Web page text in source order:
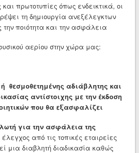
πρωτοτυπίες όπως ενδεικτικά, οι
τη δημιουργία ανεξέλεγκτων
ποιότητα και την ασφάλεια
αερίου στην χώρα μας:
θεσμοθετημένης αδιάβλητης και
αντίστοιχης με την έκδοση
που θα εξασφαλίζει
για την ασφάλεια της
από τις τοπικές εταιρείες
μια διαβλητή διαδικασία καθώς